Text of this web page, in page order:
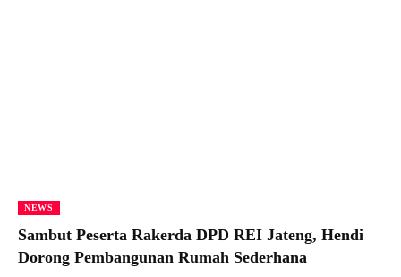
NEWS
Sambut Peserta Rakerda DPD REI Jateng, Hendi
Dorong Pembangunan Rumah Sederhana